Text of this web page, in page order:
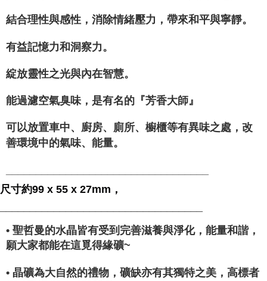
結合理性與感性，消除情緒壓力，帶來和平與寧靜。
有益記憶力和洞察力。
綻放靈性之光與內在智慧。
能過濾空氣臭味，是有名的『芳香大師』
可以放置車中、廚房、廁所、櫥櫃等有異味之處，改
善環境中的氣味、能量。
尺寸約99 x 55 x 27mm，
• 聖哲曼的水晶皆有受到完善滋養與淨化，能量和諧，
願大家都能在這覓得緣礦~
• 晶礦為大自然的禮物，礦缺亦有其獨特之美，高標者